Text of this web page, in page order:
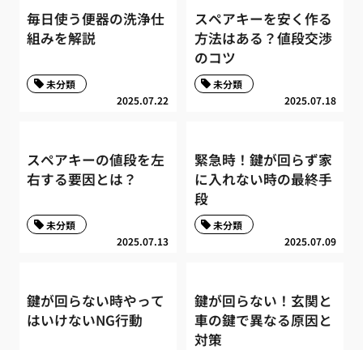
毎日使う便器の洗浄仕
組みを解説
2025.07.22
未分類
スペアキーを安く作る
方法はある？値段交渉
のコツ
2025.07.18
未分類
スペアキーの値段を左
右する要因とは？
2025.07.13
未分類
緊急時！鍵が回らず家
に入れない時の最終手
段
2025.07.09
未分類
鍵が回らない時やって
はいけないNG行動
鍵が回らない！玄関と
車の鍵で異なる原因と
対策